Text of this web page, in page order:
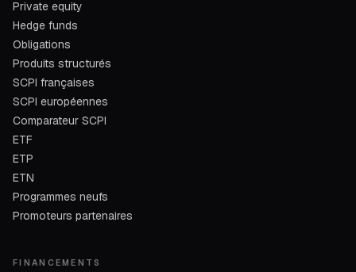
Private equity
Hedge funds
Obligations
Produits structurés
SCPI françaises
SCPI européennes
Comparateur SCPI
ETF
ETP
ETN
Programmes neufs
Promoteurs partenaires
FINANCEMENTS